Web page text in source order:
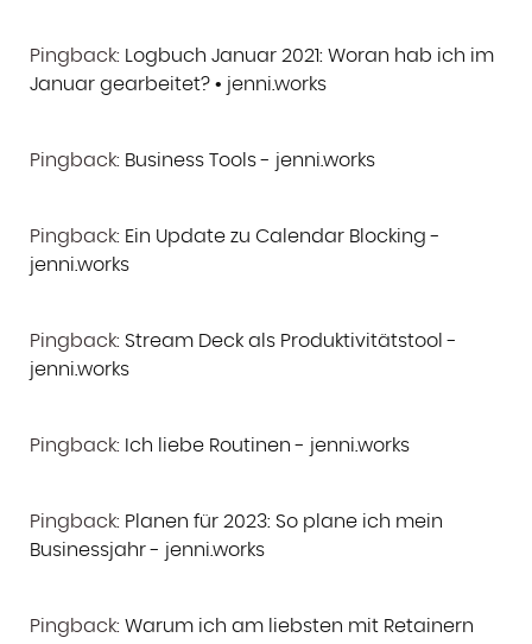
Pingback: Logbuch Januar 2021: Woran hab ich im
Januar gearbeitet? • jenni.works
Pingback: Business Tools - jenni.works
Pingback: Ein Update zu Calendar Blocking -
jenni.works
Pingback: Stream Deck als Produktivitätstool -
jenni.works
Pingback: Ich liebe Routinen - jenni.works
Pingback: Planen für 2023: So plane ich mein
Businessjahr - jenni.works
Pingback: Warum ich am liebsten mit Retainern